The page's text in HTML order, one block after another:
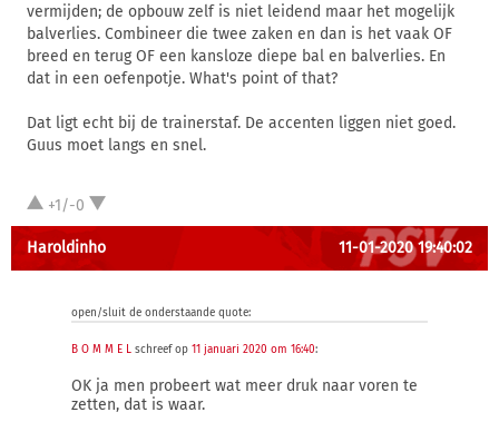
vermijden; de opbouw zelf is niet leidend maar het mogelijk
balverlies. Combineer die twee zaken en dan is het vaak OF
breed en terug OF een kansloze diepe bal en balverlies. En
dat in een oefenpotje. What's point of that?
Dat ligt echt bij de trainerstaf. De accenten liggen niet goed.
Guus moet langs en snel.
+1/-0
Haroldinho 11-01-2020 19:40:02
open/sluit de onderstaande quote:
B O M M E L schreef op 11 januari 2020 om 16:40:
OK ja men probeert wat meer druk naar voren te
zetten, dat is waar.